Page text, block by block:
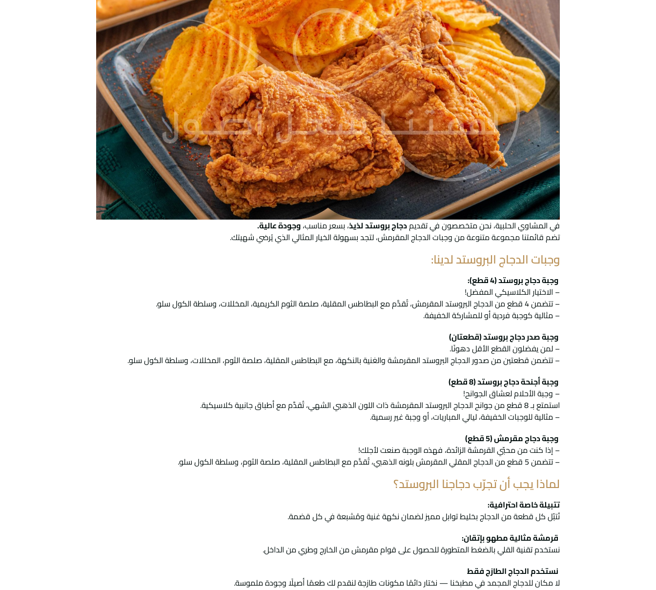
في المشاوي الحلبية، نحن متخصصون في تقديمدجاج بروستدلذيذ، بسعر مناسب،وجودة عالية.
تضم قائمتنا مجموعة متنوعة من وجبات الدجاج المقرمش، لتجد بسهولة الخيار المثالي الذي يُرضي شهيتك.
وجبات الدجاج البروستد لدينا:
وجبة دجاج بروستد (4 قطع):
– الاختيار الكلاسيكي المفضل!
– تتضمن 4 قطع من الدجاج البروستد المقرمش، تُقدَّم مع البطاطس المقلية، صلصة الثوم الكريمية، المخللات، وسلطة الكول سلو.
– مثالية كوجبة فردية أو للمشاركة الخفيفة.
وجبة صدر دجاج بروستد (قطعتان)
– لمن يفضلون القطع الأقل دهونًا.
– تتضمن قطعتين من صدور الدجاج البروستد المقرمشة والغنية بالنكهة، مع البطاطس المقلية، صلصة الثوم، المخللات، وسلطة الكول سلو.
وجبة أجنحة دجاج بروستد (8 قطع)
– وجبة الأحلام لعشاق الجوانح!
استمتع بـ 8 قطع من جوانح الدجاج البروستد المقرمشة ذات اللون الذهبي الشهي، تُقدَّم مع أطباق جانبية كلاسيكية.
– مثالية للوجبات الخفيفة، ليالي المباريات، أو وجبة غير رسمية.
وجبة دجاج مقرمش (5 قطع)
– إذا كنت من محبّي القرمشة الزائدة، فهذه الوجبة صنعت لأجلك!
– تتضمن 5 قطع من الدجاج المقلي المقرمش بلونه الذهبي، تُقدَّم مع البطاطس المقلية، صلصة الثوم، وسلطة الكول سلو.
لماذا يجب أن تجرّب دجاجنا البروستد؟
تتبيلة خاصة احترافية:
نُتبّل كل قطعة من الدجاج بخليط توابل مميز لضمان نكهة غنية ومُشبعة في كل قضمة.
قرمشة مثالية مطهو بإتقان:
نستخدم تقنية القلي بالضغط المتطورة للحصول على قوام مقرمش من الخارج وطري من الداخل.
نستخدم الدجاج الطازج فقط
لا مكان للدجاج المجمد في مطبخنا — نختار دائمًا مكونات طازجة لنقدم لك طعمًا أصيلًا وجودة ملموسة.